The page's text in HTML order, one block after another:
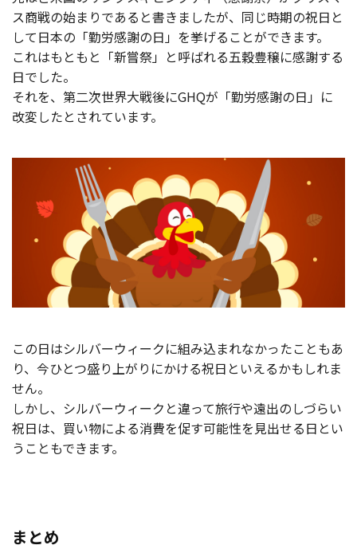
ス商戦の始まりであると書きましたが、同じ時期の祝日と
して日本の「勤労感謝の日」を挙げることができます。
これはもともと「新嘗祭」と呼ばれる五穀豊穣に感謝する
日でした。
それを、第二次世界大戦後にGHQが「勤労感謝の日」に
改変したとされています。
この日はシルバーウィークに組み込まれなかったこともあ
り、今ひとつ盛り上がりにかける祝日といえるかもしれま
せん。
しかし、シルバーウィークと違って旅行や遠出のしづらい
祝日は、買い物による消費を促す可能性を見出せる日とい
うこともできます。
まとめ